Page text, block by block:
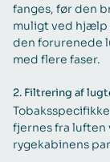
fanges, før den
muligt ved
den forurenede
med flere faser.
2. Filtrering af
fjernes fra luften
rygekabinens